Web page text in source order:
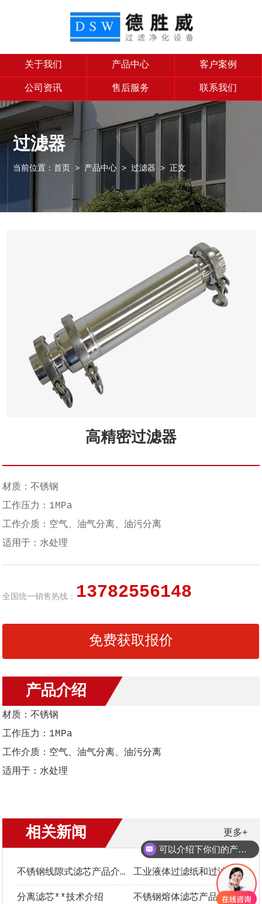
关于我们 产品中心 客户案例
公司资讯 售后服务 联系我们
过滤器
当前位置：首页 > 产品中心 >过滤器 > 正文
高精密过滤器
材质：不锈钢
工作压力：1MPa
工作介质：空气、油气分离、油污分离
适用于：水处理
全国统一销售热线： 13782556148
免费获取报价
产品介绍
材质：不锈钢
工作压力：1MPa
工作介质：空气、油气分离、油污分离
适用于：水处理
更多+
相关新闻
不锈钢线隙式滤芯产品介绍 工业液体过滤纸和过滤布**选型指南
分离滤芯**技术介绍 不锈钢熔体滤芯产品介绍
可以介绍下你们的产品么？